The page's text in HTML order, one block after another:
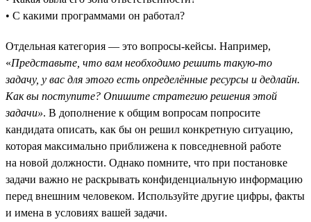
• С какими программами он работал?
Отдельная категория — это вопросы-кейсы. Например,
«Представьте, что вам необходимо решить такую-то
задачу, у вас для этого есть определённые ресурсы и дедлайн.
Как вы поступите? Опишите стратегию решения этой
задачи». В дополнение к общим вопросам попросите
кандидата описать, как бы он решил конкретную ситуацию,
которая максимально приближена к повседневной работе
на новой должности. Однако помните, что при постановке
задачи важно не раскрывать конфиденциальную информацию
перед внешним человеком. Используйте другие цифры, факты
и имена в условиях вашей задачи.